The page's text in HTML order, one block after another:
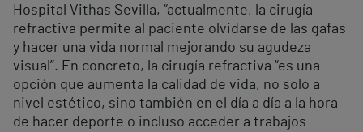
Hospital Vithas Sevilla, “actualmente, la cirugía
refractiva permite al paciente olvidarse de las gafas
y hacer una vida normal mejorando su agudeza
visual”. En concreto, la cirugía refractiva “es una
opción que aumenta la calidad de vida, no solo a
nivel estético, sino también en el día a día a la hora
de hacer deporte o incluso acceder a trabajos